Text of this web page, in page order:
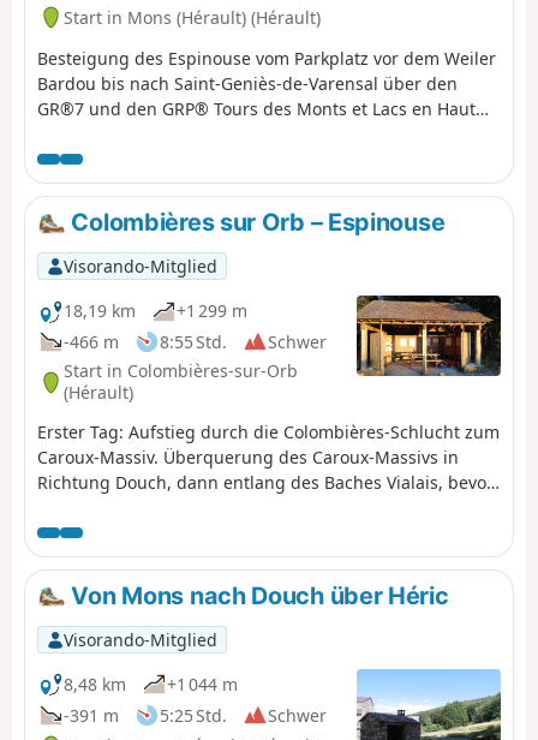
Start in Mons (Hérault) (Hérault)
Besteigung des Espinouse vom Parkplatz vor dem Weiler
Bardou bis nach Saint-Geniès-de-Varensal über den
GR®7 und den GRP® Tours des Monts et Lacs en Haut
zweitägigen Rundwanderung, die mit der Besteigung
des Caroux von Saint-Geniès-de-Varensal zum Parkplatz
vor dem Weiler Bardou abgeschlossen wird.
Colombières sur Orb – Espinouse
Visorando-Mitglied
18,19 km
+1 299 m
-466 m
8:55 Std.
Schwer
Start in Colombières-sur-Orb
(Hérault)
Erster Tag: Aufstieg durch die Colombières-Schlucht zum
Caroux-Massiv. Überquerung des Caroux-Massivs in
Richtung Douch, dann entlang des Baches Vialais, bevor
sich für die Nacht niederlässt.
Von Mons nach Douch über Héric
Visorando-Mitglied
8,48 km
+1 044 m
-391 m
5:25 Std.
Schwer